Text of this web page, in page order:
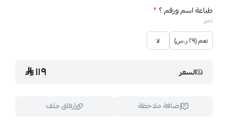
طباعة اسم ورقم ؟ *
اختر
نعم (٢٩ ر.س) لا
السعر ١١٩
إضافة ملاحظة إرفاق ملف